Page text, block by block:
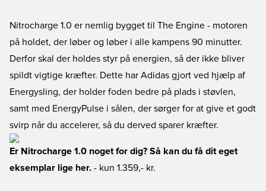
Nitrocharge 1.0 er nemlig bygget til The Engine - motoren
på holdet, der løber og løber i alle kampens 90 minutter.
Derfor skal der holdes styr på energien, så der ikke bliver
spildt vigtige kræfter. Dette har Adidas gjort ved hjælp af
Energysling, der holder foden bedre på plads i støvlen,
samt med EnergyPulse i sålen, der sørger for at give et godt
svirp når du accelerer, så du derved sparer kræfter.
Er Nitrocharge 1.0 noget for dig? Så kan du få dit eget
eksemplar lige her. - kun 1.359,- kr.